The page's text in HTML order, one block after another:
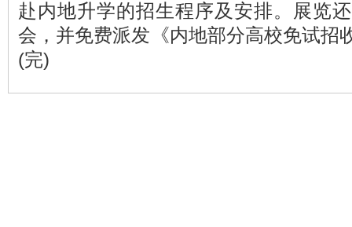
赴内地升学的招生程序及安排。展览
会，并免费派发《内地部分高校免试招
(完)